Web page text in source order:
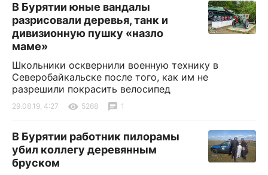
В Бурятии юные вандалы
разрисовали деревья, танк и
дивизионную пушку «назло
маме»
Школьники осквернили военную технику в
Северобайкальске после того, как им не
разрешили покрасить велосипед
29.08.19, 4:27 5268 1
В Бурятии работник пилорамы
убил коллегу деревянным
бруском